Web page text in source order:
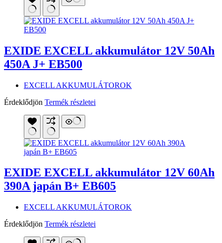
EXIDE EXCELL akkumulátor 12V 50Ah
450A J+ EB500
EXCELL AKKUMULÁTOROK
Érdeklődjön Termék részletei
EXIDE EXCELL akkumulátor 12V 60Ah
390A japán B+ EB605
EXCELL AKKUMULÁTOROK
Érdeklődjön Termék részletei